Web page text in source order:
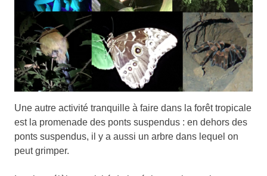
Une autre activité tranquille à faire dans la forêt tropicale
est la promenade des ponts suspendus : en dehors des
ponts suspendus, il y a aussi un arbre dans lequel on
peut grimper.